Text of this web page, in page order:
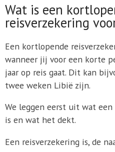
Wat is een
reisverzekering
Een kortlopende
wanneer jij voor een korte
jaar op reis gaat. Dit kan
twee weken Libië zijn.
We leggen eerst uit wat een
is en wat het dekt.
Een reisverzekering is, de